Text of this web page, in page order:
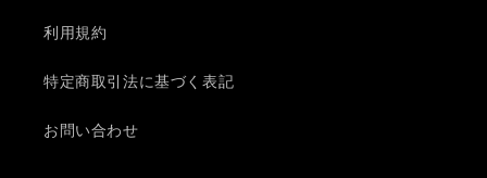
利用規約
特定商取引法に基づく表記
お問い合わせ